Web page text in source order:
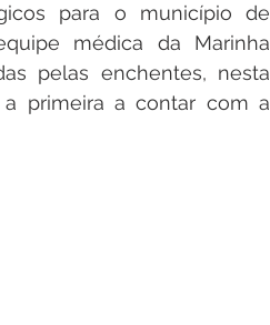
para o município de
médica da Marinha
pelas enchentes, nesta
a primeira a contar com a